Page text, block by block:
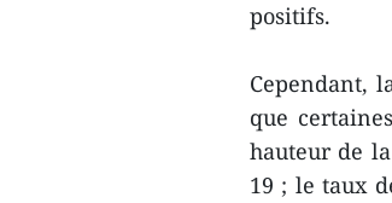
positifs.
Cependant,
que
hauteur de
19 ; le taux